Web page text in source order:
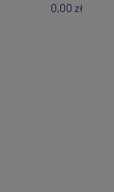
0,00 zł